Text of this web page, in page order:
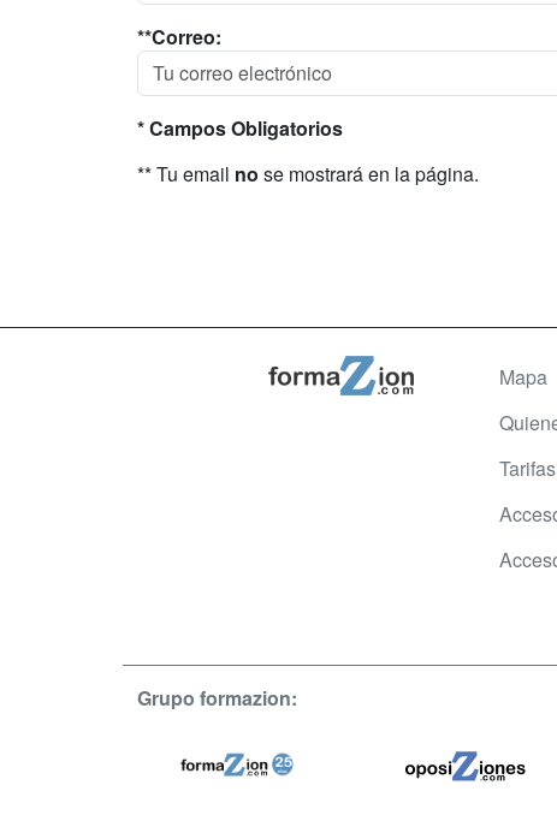
**Correo:
* Campos Obligatorios
** Tu email no se mostrará en la página.
Mapa
Grupo formazion: